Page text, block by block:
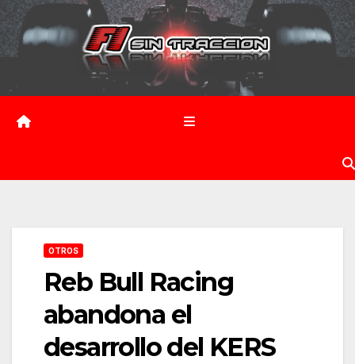
Saltar
contenido
OTROS
Reb Bull Racing
abandona el
desarrollo del KERS